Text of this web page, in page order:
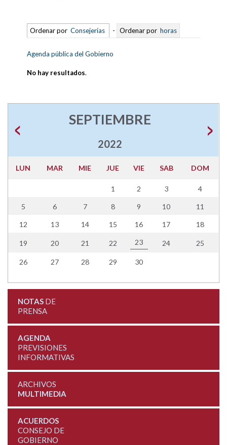
Ordenar por Consejerías - Ordenar por horas
Agenda pública del Gobierno
No hay resultados.
SEPTIEMBRE
2022
LUN MAR MIE JUE VIE SAB DOM
1 2 3 4
5 6 7 8 9 10 11
12 13 14 15 16 17 18
19 20 21 22 23 24 25
26 27 28 29 30
NOTASDE
PRENSA
AGENDA
PREVISIONES
INFORMATIVAS
ARCHIVOS
MULTIMEDIA
ACUERDOS
CONSEJO DE
GOBIERNO